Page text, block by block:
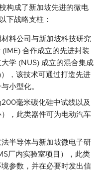
构成了新加坡先进的微电
下战略支柱：
料公司与新加坡科技研究
合作成立的先进封装
学 (NUS) 成立的混合集成
，该技术可通过打造先进
小型化。
毫米碳化硅中试线以及
，此类器件可为电动汽车
半导体与新加坡微电子研
厂内实验室项目），此类
参数，并在必要时发出信